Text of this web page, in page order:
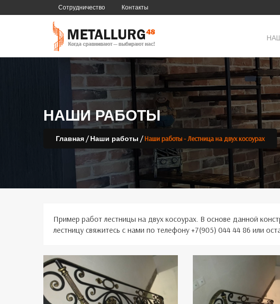
Сотрудничество Контакты
НАШИ РАБОТЫ
Главная /Наши работы /Наши работы - Лестница на двух косоурах
Пример работ лестницы на двух косоурах. В основе данной
лестницу свяжитесь с нами по телефону +7(905) 044 44 86 или